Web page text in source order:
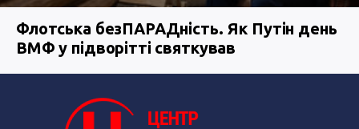
Флотська безПАРАДність. Як Путін день
ВМФ у підворітті святкував